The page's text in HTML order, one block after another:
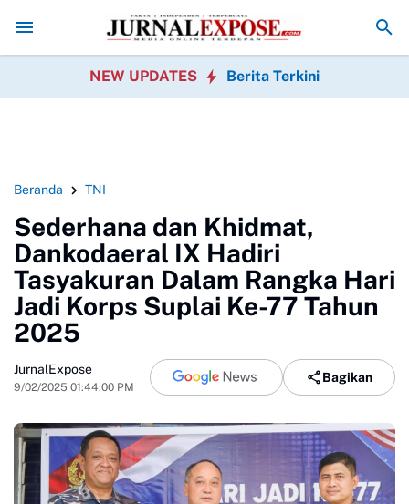
Masalah Hukum? Ini yang Perlu Diperhatikan Danlanal Nias
NEW UPDATES Berita Terkini
Beranda TNI
Sederhana dan Khidmat,
Dankodaeral IX Hadiri
Tasyakuran Dalam Rangka Hari
Jadi Korps Suplai Ke-77 Tahun
2025
JurnalExpose
9/02/2025 01:44:00 PM
Bagikan